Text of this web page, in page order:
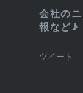
会社の
報など♪
ツイート